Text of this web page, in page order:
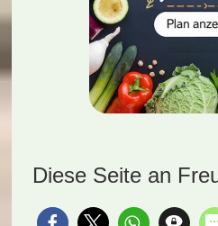
Diese Seite an